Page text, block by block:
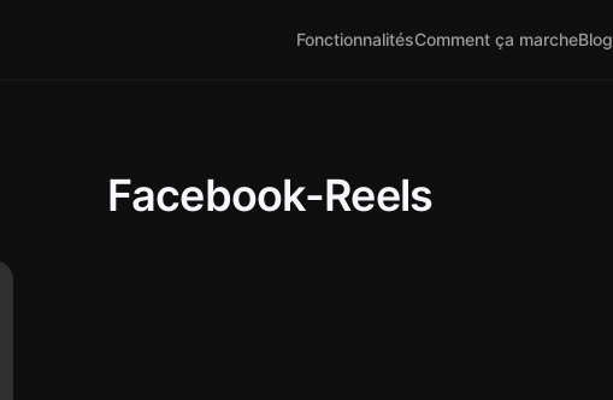
FonctionnalitésComment ça marcheBlog
Facebook-Reels